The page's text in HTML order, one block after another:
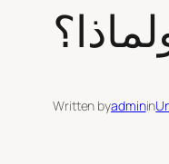
Written byadminin